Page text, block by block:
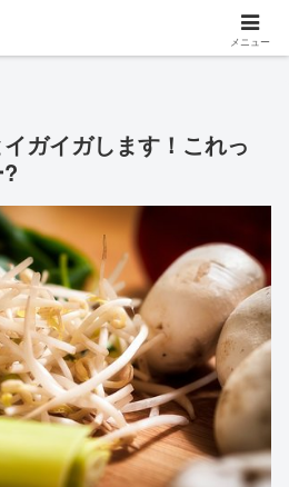
ト広告を掲載しています。
ガイガします！これっ
メニュー